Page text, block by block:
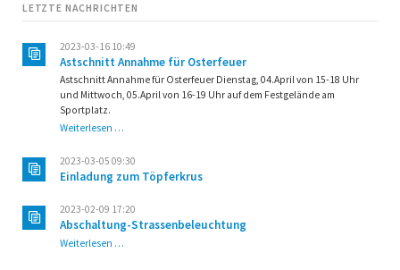
LETZTE NACHRICHTEN
2023-03-16 10:49
Astschnitt Annahme für Osterfeuer
Astschnitt Annahme für Osterfeuer Dienstag, 04.April von 15-18 Uhr
und Mittwoch, 05.April von 16-19 Uhr auf dem Festgelände am
Sportplatz.
Weiterlesen …Astschnitt
für
Osterfeuer
2023-03-05 09:30
Einladung zum Töpferkrus
2023-02-09 17:20
Abschaltung-Strassenbeleuchtung
Weiterlesen …